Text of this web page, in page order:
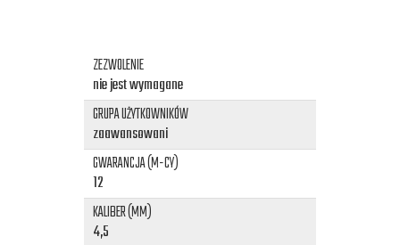
ZEZWOLENIE
nie jest wymagane
GRUPA UŻYTKOWNIKÓW
zaawansowani
GWARANCJA (M-CY)
12
KALIBER (MM)
4,5